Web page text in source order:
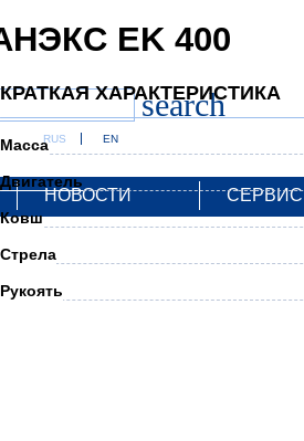
search
RUS EN
НОВОСТИ СЕРВИС
EK 400
КРАТКАЯ ХАРАКТЕРИСТИКА
Масса
Двигатель
Ковш
Стрела
Рукоять